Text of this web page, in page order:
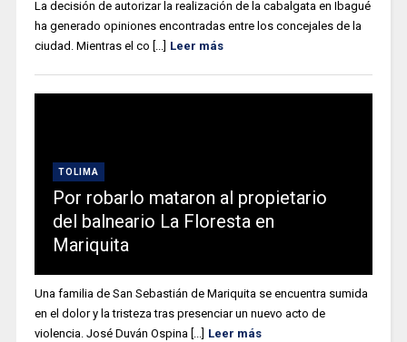
La decisión de autorizar la realización de la cabalgata en Ibagué
ha generado opiniones encontradas entre los concejales de la
ciudad. Mientras el co [...] Leer más
TOLIMA
Por robarlo mataron al propietario
del balneario La Floresta en
Mariquita
Una familia de San Sebastián de Mariquita se encuentra sumida
en el dolor y la tristeza tras presenciar un nuevo acto de
violencia. José Duván Ospina [...] Leer más